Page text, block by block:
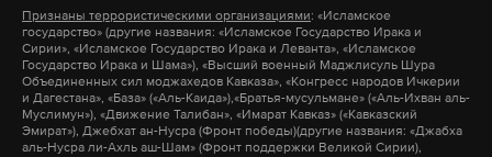
беспилотников по территории Старобельского
колледжа Луганского педагогического
университета произошло обрушение здания
общежития. На тот момент внутри находились 86
студентов.​ Их возраст — от 14 до 18 лет, заявляли
Признаны террористическими организациями: «Исламское
государство» (другие названия: «Исламское Государство Ирака и
Сирии», «Исламское Государство Ирака и Леванта», «Исламское
Государство Ирака и Шама»), «Высший военный Маджлисуль Шура
Объединенных сил моджахедов Кавказа», «Конгресс народов Ичкерии
и Дагестана», «База» («Аль-Каида»),«Братья-мусульмане» («Аль-Ихван аль-
Муслимун»), «Движение Талибан», «Имарат Кавказ» («Кавказский
Эмират»), Джебхат ан-Нусра (Фронт победы)(другие названия: «Джабха
аль-Нусра ли-Ахль аш-Шам» (Фронт поддержки Великой Сирии),